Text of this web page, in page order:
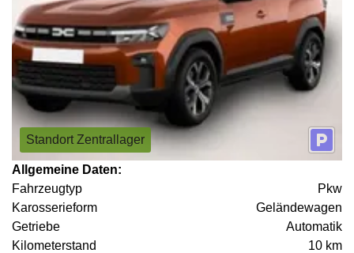
Standort Zentrallager
Allgemeine Daten:
Fahrzeugtyp
Pkw
Karosserieform
Geländewagen
Getriebe
Automatik
Kilometerstand
10 km